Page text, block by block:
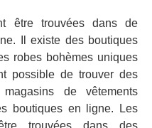
être trouvées dans de
Il existe des boutiques
robes bohèmes uniques
possible de trouver des
de vêtements
boutiques en ligne. Les
trouvées dans des